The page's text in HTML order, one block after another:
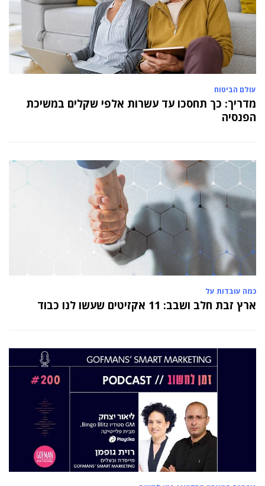
עולם הביטוח
מדריך: כך תחסכו עד עשרות אלפי שקלים במשיכת
הפנסיה
כמה עובדות על
ארץ זבת חלב ושבב: 11 אקזיטים שעשו לנו כבוד